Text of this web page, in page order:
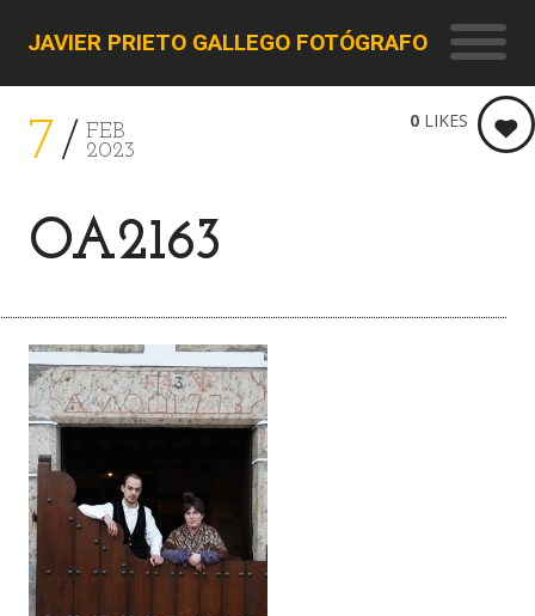
JAVIER PRIETO GALLEGO FOTÓGRAFO
7
FEB
2023
OA2163
0 LIKES